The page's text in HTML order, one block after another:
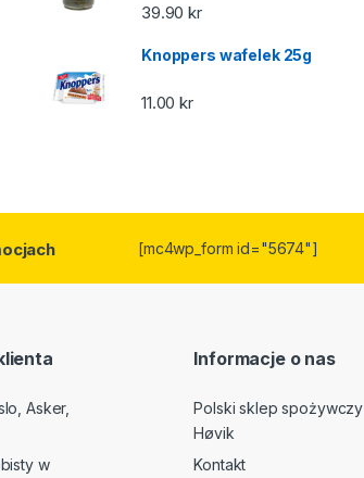
39.90kr
Knoppers wafelek 25g
11.00kr
[mc4wp_form id="5674"]
Asker,
w
Informacje o nas
Polski sklep spożywczy
Høvik
Kontakt